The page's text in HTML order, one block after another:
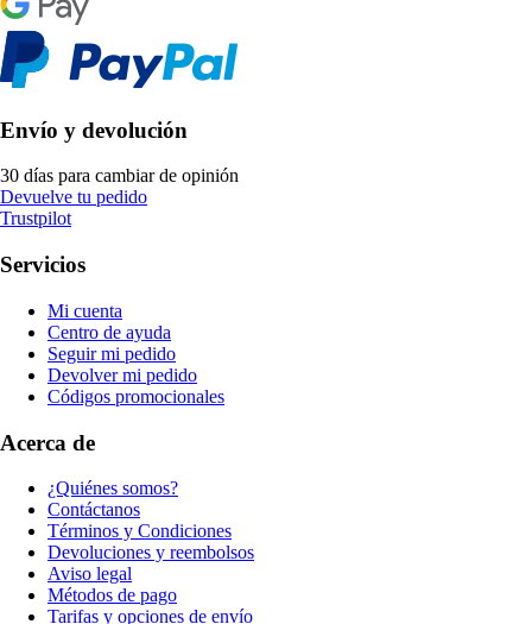
Envío y devolución
30 días para cambiar de opinión
Devuelve tu pedido
Trustpilot
Servicios
Mi cuenta
Centro de ayuda
Seguir mi pedido
Devolver mi pedido
Códigos promocionales
Acerca de
¿Quiénes somos?
Contáctanos
Términos y Condiciones
Devoluciones y reembolsos
Aviso legal
Métodos de pago
Tarifas y opciones de envío